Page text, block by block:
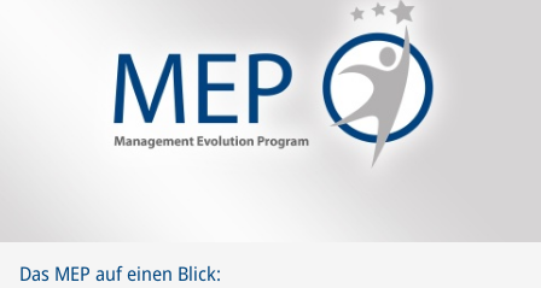
Das MEP auf einen Blick: